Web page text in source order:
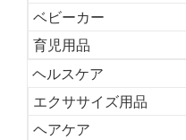
ベビーカー
育児用品
ヘルスケア
エクササイズ用品
ヘアケア